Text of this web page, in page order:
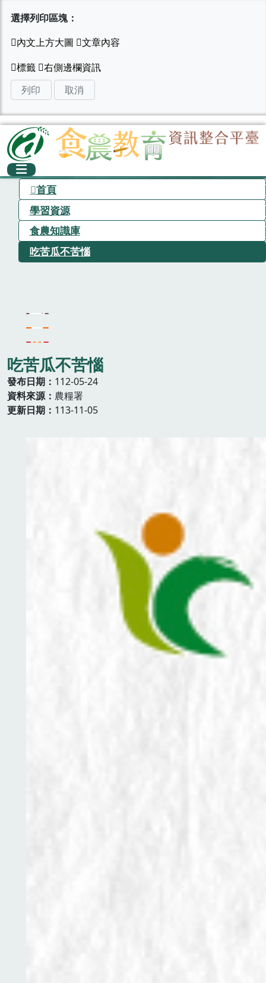
選擇列印區塊：
列印 取消
首頁
學習資源
食農知識庫
吃苦瓜不苦惱
吃苦瓜不苦惱
發布日期
112-05-24
資料來源
農糧署
更新日期
113-11-05